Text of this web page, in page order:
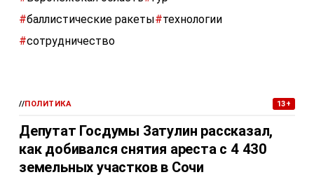
#баллистические ракеты#технологии
#сотрудничество
//ПОЛИТИКА 13+
Депутат Госдумы Затулин рассказал,
как добивался снятия ареста с 4 430
земельных участков в Сочи